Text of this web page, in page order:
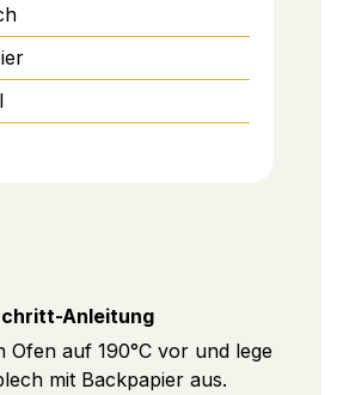
Anleitung
Ofen auf 190°C vor und lege
mit Backpapier aus.